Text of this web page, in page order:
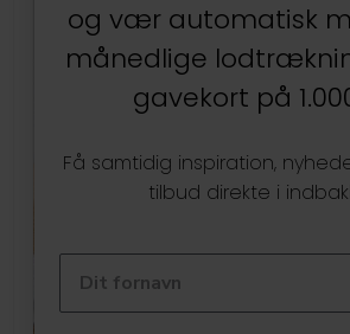
og vær automatisk
månedlige
gavekort på
Få samtidig inspiration,
tilbud direkte i